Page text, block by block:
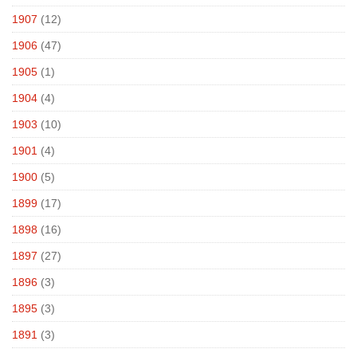
1907 (12)
1906 (47)
1905 (1)
1904 (4)
1903 (10)
1901 (4)
1900 (5)
1899 (17)
1898 (16)
1897 (27)
1896 (3)
1895 (3)
1891 (3)